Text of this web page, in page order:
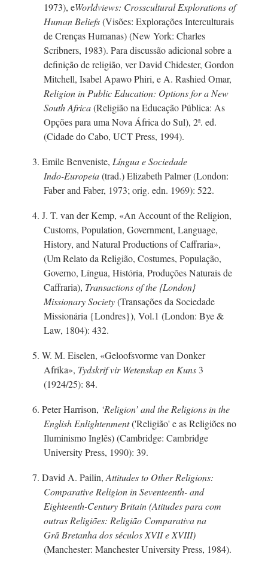
1973), eWorldviews: Crosscultural Explorations of
Human Beliefs(Visões: Explorações Interculturais
de Crenças Humanas) (New York: Charles
Scribners, 1983). Para discussão adicional sobre a
definição de religião, ver David Chidester, Gordon
Mitchell, Isabel Apawo Phiri, e A. Rashied Omar,
Religion in Public Education: Options for a New
South Africa(Religião na Educação Pública: As
Opções para uma Nova África do Sul), 2ª. ed.
(Cidade do Cabo, UCT Press, 1994).
3. Emile Benveniste, Língua e Sociedade
Indo-Europeia(trad.) Elizabeth Palmer (London:
Faber and Faber, 1973; orig. edn. 1969): 522.
4. J. T. van der Kemp, «An Account of the Religion,
Customs, Population, Government, Language,
History, and Natural Productions of Caffraria»,
(Um Relato da Religião, Costumes, População,
Governo, Língua, História, Produções Naturais de
Caffraria), Transactions of the {London}
Missionary Society(Transações da Sociedade
Missionária {Londres}), Vol.1 (London: Bye &
Law, 1804): 432.
5. W. M. Eiselen, «Geloofsvorme van Donker
Afrika», Tydskrif vir Wetenskap en Kuns 3
(1924/25): 84.
6. Peter Harrison, ‘Religion’ and the Religions in the
English Enlightenment('Religião' e as Religiões no
Iluminismo Inglês) (Cambridge: Cambridge
University Press, 1990): 39.
7. David A. Pailin, Attitudes to Other Religions:
Comparative Religion in Seventeenth- and
Eighteenth-Century Britain (Atitudes para com
outras Religiões: Religião Comparativa na
Grã Bretanhados séculos XVII e XVIII)
(Manchester: Manchester University Press, 1984).